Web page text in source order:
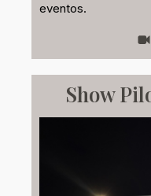
eventos.
Show